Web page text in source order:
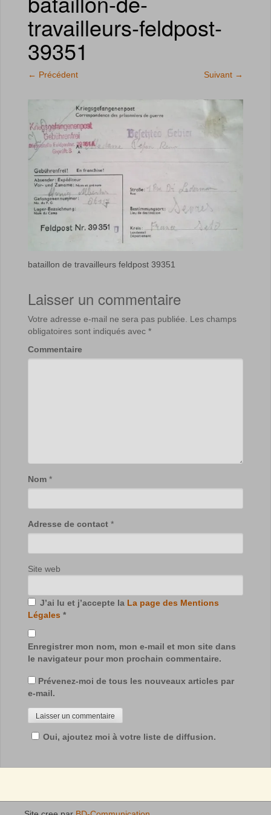
travailleurs-feldpost-
39351
← Précédent Suivant →
bataillon de travailleurs feldpost 39351
Laisser un commentaire
Votre adresse e-mail ne sera pas publiée.
Les champs
obligatoires sont indiqués avec *
Commentaire
Nom *
Adresse de contact *
Site web
J’ai lu et j’accepte la La page des Mentions
Légales *
Enregistrer mon nom, mon e-mail et mon site dans
le navigateur pour mon prochain commentaire.
Prévenez-moi de tous les nouveaux articles par
e-mail.
Oui, ajoutez moi à votre liste de diffusion.